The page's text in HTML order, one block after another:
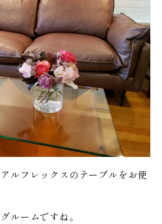
ルフレックスのテーブルをお使
ルームですね。